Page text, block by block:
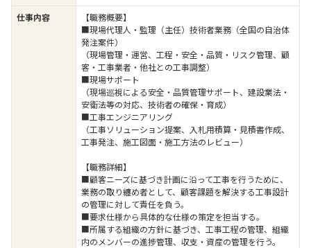
仕事内容
【職務概要】
■現場代理人・監理（主任）技術者業務（全国の自治体
発注案件）
（現場管理・運営、工程・安全・品質・リスク管理、顧
客・工事業者・他社との工事調整）
■現場サポート
（現場巡視による安全・品質管理サポート、建設業法・
安衛法等の対応、技術者の確保・育成）
■工事エンジニアリング
（工事ソリューション提案、入札用積算・見積書作成、
工事発注、施工図面・施工方法のレビュー）
【職務詳細】
■顧客ニーズに基づき計画に沿って工事を行うために、
業務の取り纏め者として、顧客課題を解決する工事設計
の管理に対して責任を負う。
■要求仕様から具体的な仕様の策定を担当する。
■所属する組織の方針に基づき、工事工程の管理、組織
内のメンバーの進捗管理、収支・資産の管理を行う。